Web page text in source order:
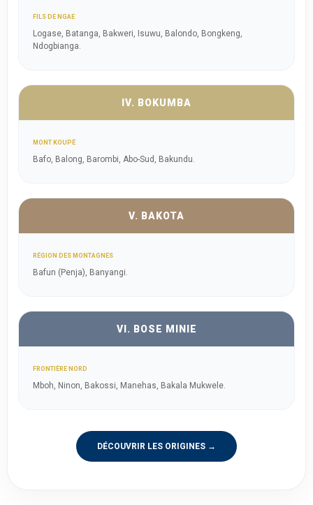
FILS DE NGAE
Logase, Batanga, Bakweri, Isuwu, Balondo, Bongkeng,
Ndogbianga.
IV. BOKUMBA
MONT KOUPÉ
Bafo, Balong, Barombi, Abo-Sud, Bakundu.
V. BAKOTA
RÉGION DES MONTAGNES
Bafun (Penja), Banyangi.
VI. BOSE MINIE
FRONTIÈRE NORD
Mboh, Ninon, Bakossi, Manehas, Bakala Mukwele.
DÉCOUVRIR LES ORIGINES →